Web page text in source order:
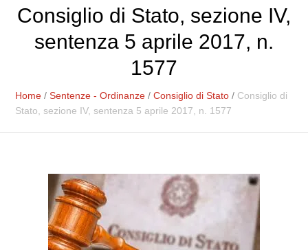
Consiglio di Stato, sezione IV,
sentenza 5 aprile 2017, n.
1577
Home /Sentenze - Ordinanze /Consiglio di Stato / Consiglio di
Stato, sezione IV, sentenza 5 aprile 2017, n. 1577